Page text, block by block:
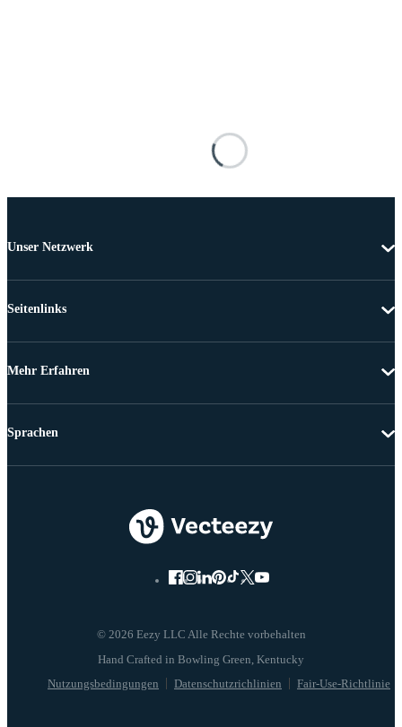
Unser Netzwerk
Seitenlinks
Mehr Erfahren
© 2026 Eezy LLC Alle Rechte vorbehalten
Nutzungsbedingungen Datenschutzrichlinien Fair-Use-Richtlinie
Sprachen